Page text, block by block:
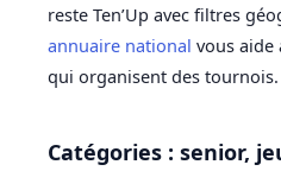
reste Ten’Up avec filtres
annuaire national vous aide
qui organisent des tournois.
Catégories : senior,